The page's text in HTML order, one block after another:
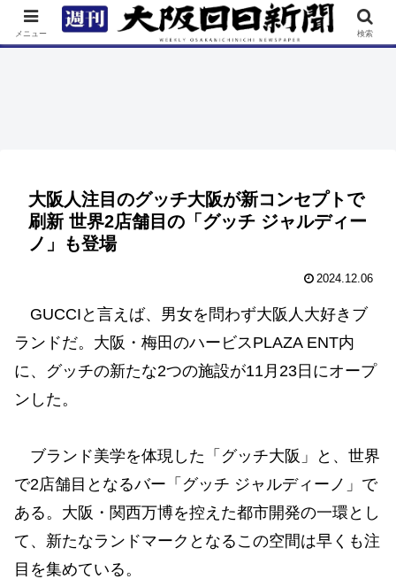
TOP 特集 ニュース 連載 街ネタ イベント
大阪人注目のグッチ大阪が新コンセプトで
刷新 世界2店舗目の「グッチ ジャルディー
ノ」も登場
2024.12.06
GUCCIと言えば、男女を問わず大阪人大好きブ
ランドだ。大阪・梅田のハービスPLAZA ENT内
に、グッチの新たな2つの施設が11月23日にオープ
ンした。
ブランド美学を体現した「グッチ大阪」と、世界
で2店舗目となるバー「グッチ ジャルディーノ」で
ある。大阪・関西万博を控えた都市開発の一環とし
て、新たなランドマークとなるこの空間は早くも注
目を集めている。
メニュー 検索